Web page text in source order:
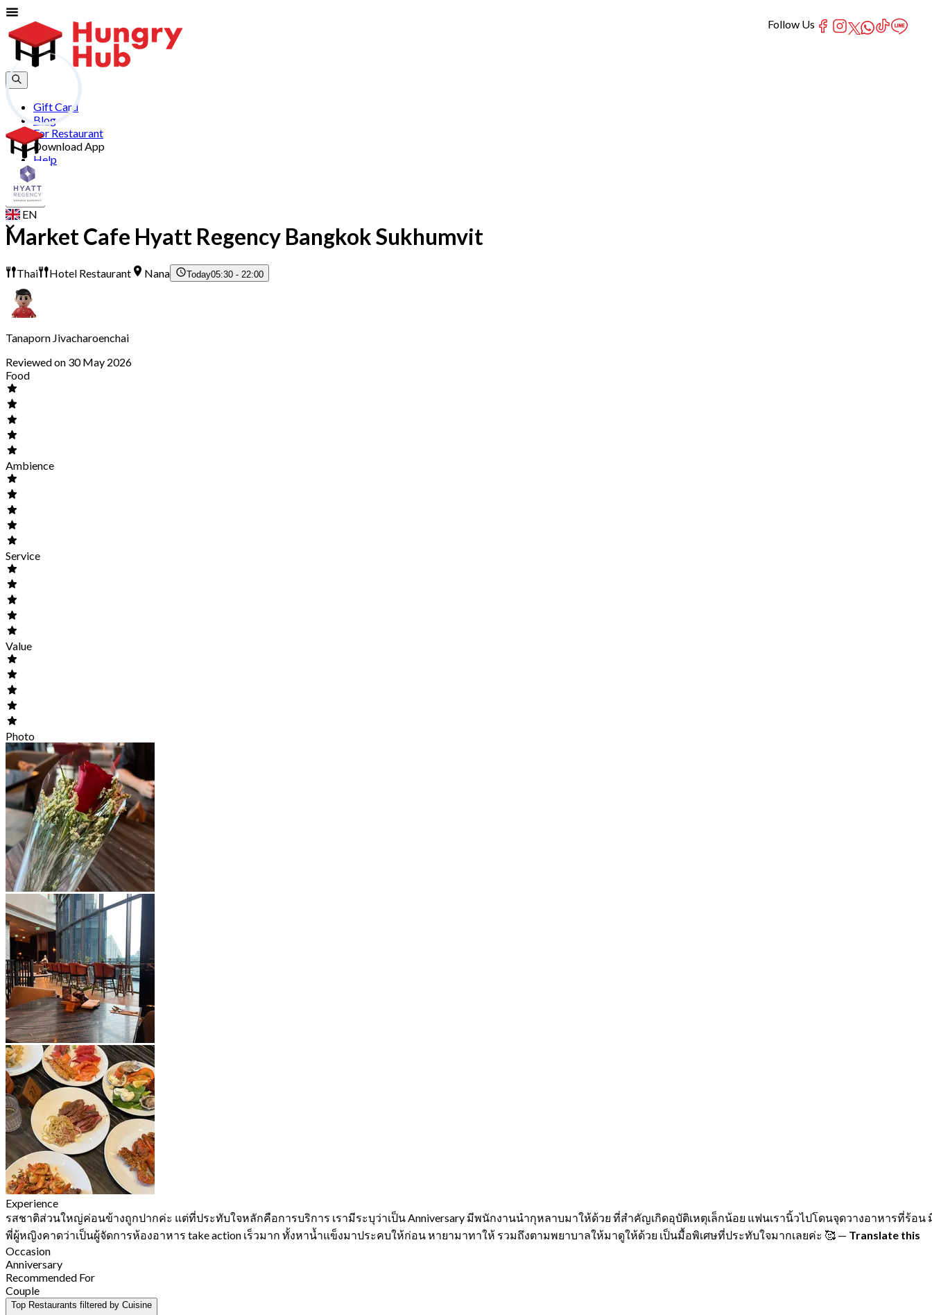
Gift Card
Blog
For Restaurant
Download App
Help
Join
Sign In
EN
Market Cafe Hyatt Regency Bangkok Sukhumvit
Thai Hotel Restaurant Nana Today05:30 - 22:00
Tanaporn Jivacharoenchai
Reviewed on 30 May 2026
Food
Ambience
Service
Value
Photo
Experience
รสชาติส่วนใหญ่ค่อนข้างถูกปากค่ะ แต่ที่ประทับใจหลักคือการบริการ เรามีระบุว่าเป็น Anniversary มีพนักงานนำกุหลาบมาให้ด้วย ที่สำคัญเกิดอุบัติเหตุเล็กน้อย แฟนเรานิ้วไปโดนจุดวางอาหารที่ร้อน
พี่ผู้หญิงคาดว่าเป็นผู้จัดการห้องอาหาร take action เร็วมาก ทั้งหาน้ำแข็งมาประคบให้ก่อน หายามาทาให้ รวมถึงตามพยาบาลให้มาดูให้ด้วย เป็นมื้อพิเศษที่ประทับใจมากเลยค่ะ 🥰 — Translate this
Occasion
Anniversary
Recommended For
Couple
Top Restaurants filtered by Cuisine
Follow Us